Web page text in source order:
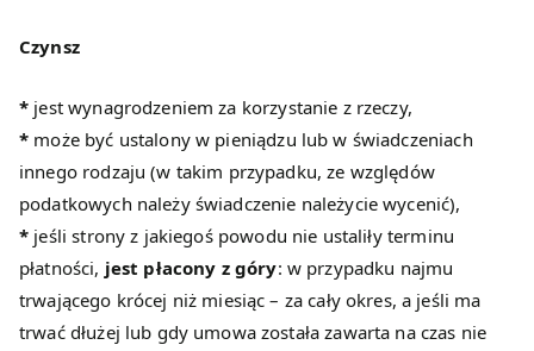
Czynsz
* jest wynagrodzeniem za korzystanie z rzeczy,
* może być ustalony w pieniądzu lub w świadczeniach
innego rodzaju (w takim przypadku, ze względów
podatkowych należy świadczenie należycie wycenić),
* jeśli strony z jakiegoś powodu nie ustaliły terminu
płatności, jest płacony z góry: w przypadku najmu
trwającego krócej niż miesiąc – za cały okres, a jeśli ma
trwać dłużej lub gdy umowa została zawarta na czas nie